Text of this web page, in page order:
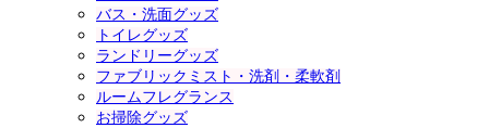
バス・洗面グッズ
トイレグッズ
ランドリーグッズ
ファブリックミスト・洗剤・柔軟剤
ルームフレグランス
お掃除グッズ